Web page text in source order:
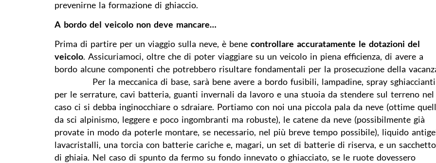
prevenirne la formazione di ghiaccio.
A bordo del veicolo non deve mancare…
Prima di partire per un viaggio sulla neve, è bene controllare accuratamente le dotazioni del
veicolo. Assicuriamoci, oltre che di poter viaggiare su un veicolo in piena efficienza, di avere a
bordo alcune componenti che potrebbero risultare fondamentali per la prosecuzione della
Per la meccanica di base, sarà bene avere a bordo fusibili, lampadine, spray sghiaccianti
per le serrature, cavi batteria, guanti invernali da lavoro e una stuoia da stendere sul terreno nel
caso ci si debba inginocchiare o sdraiare. Portiamo con noi una piccola pala da neve (ottime
da sci alpinismo, leggere e poco ingombranti ma robuste), le catene da neve (possibilmente già
provate in modo da poterle montare, se necessario, nel più breve tempo possibile), liquido
lavacristalli, una torcia con batterie cariche e, magari, un set di batterie di riserva, e un sacchetto
di ghiaia. Nel caso di spunto da fermo su fondo innevato o ghiacciato, se le ruote dovessero